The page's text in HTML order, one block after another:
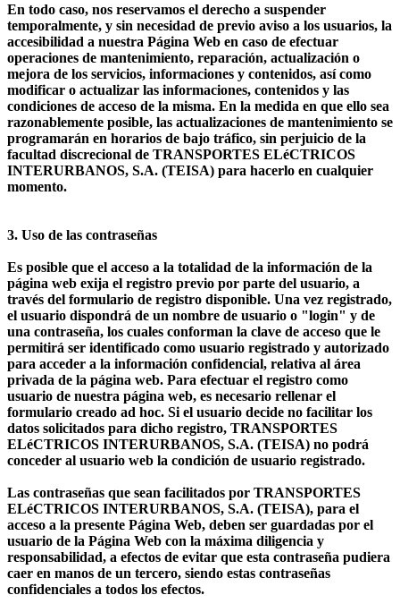
En todo caso, nos reservamos el derecho a suspender
temporalmente, y sin necesidad de previo aviso a los usuarios, la
accesibilidad a nuestra Página Web en caso de efectuar
operaciones de mantenimiento, reparación, actualización o
mejora de los servicios, informaciones y contenidos, así como
modificar o actualizar las informaciones, contenidos y las
condiciones de acceso de la misma. En la medida en que ello sea
razonablemente posible, las actualizaciones de mantenimiento se
programarán en horarios de bajo tráfico, sin perjuicio de la
facultad discrecional de TRANSPORTES ELéCTRICOS
INTERURBANOS, S.A. (TEISA) para hacerlo en cualquier
momento.
3. Uso de las contraseñas
Es posible que el acceso a la totalidad de la información de la
página web exija el registro previo por parte del usuario, a
través del formulario de registro disponible. Una vez registrado,
el usuario dispondrá de un nombre de usuario o "login" y de
una contraseña, los cuales conforman la clave de acceso que le
permitirá ser identificado como usuario registrado y autorizado
para acceder a la información confidencial, relativa al área
privada de la página web. Para efectuar el registro como
usuario de nuestra página web, es necesario rellenar el
formulario creado ad hoc. Si el usuario decide no facilitar los
datos solicitados para dicho registro, TRANSPORTES
ELéCTRICOS INTERURBANOS, S.A. (TEISA) no podrá
conceder al usuario web la condición de usuario registrado.
Las contraseñas que sean facilitados por TRANSPORTES
ELéCTRICOS INTERURBANOS, S.A. (TEISA), para el
acceso a la presente Página Web, deben ser guardadas por el
usuario de la Página Web con la máxima diligencia y
responsabilidad, a efectos de evitar que esta contraseña pudiera
caer en manos de un tercero, siendo estas contraseñas
confidenciales a todos los efectos.